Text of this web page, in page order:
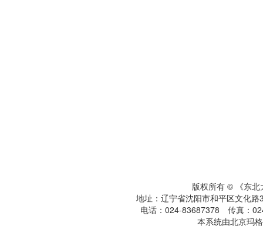
版权所有 © 《东北
地址：辽宁省沈阳市和平区文化
电话：024-83687378 传真：
本系统由北京玛